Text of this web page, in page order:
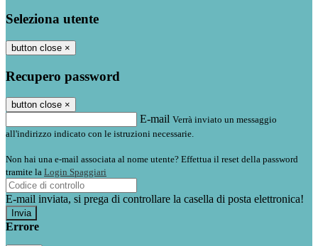
Seleziona utente
button close ×
Recupero password
button close ×
E-mail Verrà inviato un messaggio
all'indirizzo indicato con le istruzioni necessarie.
Non hai una e-mail associata al nome utente? Effettua il reset della password
tramite la Login Spaggiari
E-mail inviata, si prega di controllare la casella di posta elettronica!
Errore